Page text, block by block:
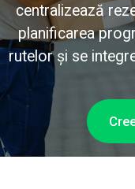
centralizează
planificarea
rutelor și se